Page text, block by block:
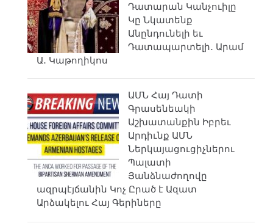
Դատարան Կանչուիլը
Կը Նկատենք
Անընդունելի եւ
Դատապարտելի․ Արամ
Ա․ Կաթողիկոս
ԱՄՆ Հայ Դատի
Գրասենեակի
Աշխատանքին Իբրեւ
Արդիւնք ԱՄՆ
Ներկայացուցիչներու
Պալատի
Յանձնաժողովը
ազրպէյճանին Կոչ Ըրած է Ազատ
Արձակելու Հայ Գերիները